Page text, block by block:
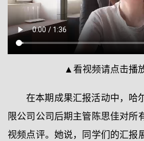
▲看视频请点击播
在本期成果汇报活动中，哈
限公司公司后期主管陈思佳对所
视频点评。她说，同学们的汇报